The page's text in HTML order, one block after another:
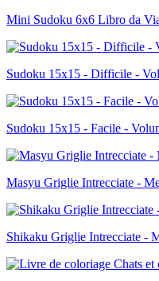
Mini Sudoku 6x6 Libro da
Sudoku 15x15 - Difficile -
Sudoku 15x15 - Facile -
Masyu Griglie Intrecciate -
Shikaku Griglie Intrecciate -